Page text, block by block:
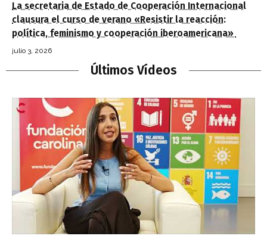
La secretaria de Estado de Cooperación Internacional
clausura el curso de verano «Resistir la reacción:
política, feminismo y cooperación iberoamericana»
julio 3, 2026
Últimos Vídeos